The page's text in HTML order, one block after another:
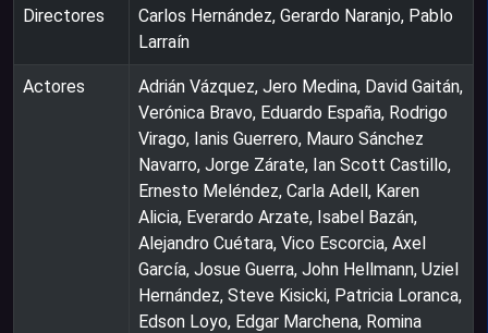
Directores
Carlos Hernández, Gerardo Naranjo, Pablo
Larraín
Actores
Adrián Vázquez, Jero Medina, David Gaitán,
Verónica Bravo, Eduardo España, Rodrigo
Virago, Ianis Guerrero, Mauro Sánchez
Navarro, Jorge Zárate, Ian Scott Castillo,
Ernesto Meléndez, Carla Adell, Karen
Alicia, Everardo Arzate, Isabel Bazán,
Alejandro Cuétara, Vico Escorcia, Axel
García, Josue Guerra, John Hellmann, Uziel
Hernández, Steve Kisicki, Patricia Loranca,
Edson Loyo, Edgar Marchena, Romina